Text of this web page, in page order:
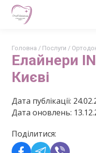
Елайнери
Києві
Головна / Послуги /
Дата публікації:
Дата оновлень:
Поділитися: